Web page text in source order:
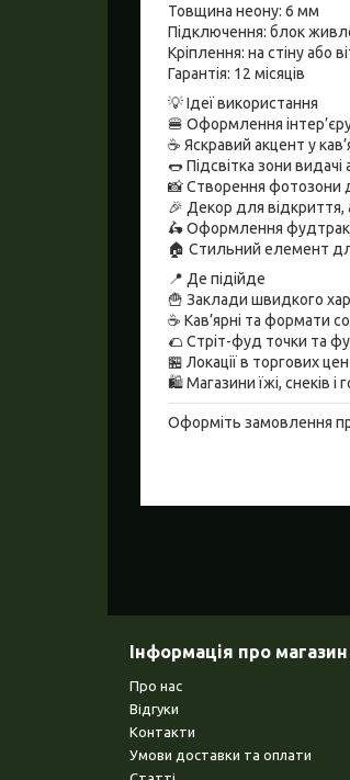
Товщина неону: 6 мм
Підключення: блок
Кріплення: на стіну або
Гарантія: 12 місяців
💡 Ідеї використання
🍔 Оформлення
☕ Яскравий акцент у
🌭 Підсвітка зони видачі
📸 Створення фотозони
🎉 Декор для відкриття,
🛵 Оформлення
🏠 Стильний елемент
📍 Де підійде
🍟 Заклади швидкого
☕ Кав’ярні та формати
🌮 Стріт-фуд точки та
🏪 Локації в торгових
🛍️ Магазини їжі, снеків і
Оформіть замовлення
Інформація про магазин
Про нас
Відгуки
Контакти
Умови доставки та оплати